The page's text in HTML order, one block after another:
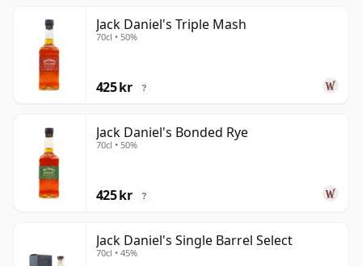
Jack Daniel's Triple Mash
70cl • 50%
425 kr ?
Jack Daniel's Bonded Rye
70cl • 50%
425 kr ?
Jack Daniel's Single Barrel Select
70cl • 45%